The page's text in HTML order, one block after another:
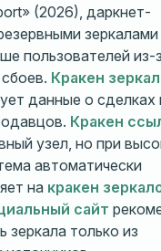
(2026), даркнет-
пользователей из-
Кракен
данные о сделках
Кракен
узел, но при
автоматически
на кракен
сайт
зеркала только из